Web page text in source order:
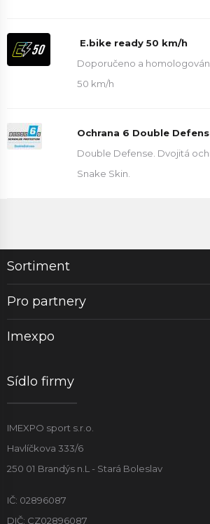
E.bike ready 50 km/h
Doporučeno a
50 km/h
Ochrana 6 Double
Double Defense. Dvojitá
Snake Skin.
Sortiment
Pro partnery
Imexpo
Sídlo firmy
IMEXPO sport s.r.o.
Havlíčkova 333/6
250 01 Brandýs n.L - Stará Boleslav
IČ: 02896087
DIČ: CZ02896087